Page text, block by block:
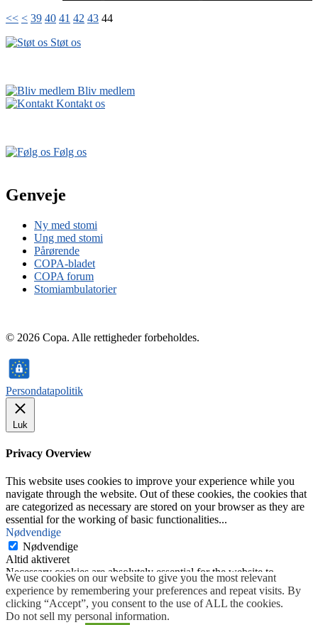
<< < 39 40 41 42 43 44
Støt os
Bliv medlem
Kontakt os
Følg os
Genveje
Ny med stomi
Ung med stomi
Pårørende
COPA-bladet
COPA forum
Stomiambulatorier
© 2026 Copa. Alle rettigheder forbeholdes.
Persondatapolitik
We use cookies on our website to give you the most relevant
experience by remembering your preferences and repeat visits. By
clicking “Accept”, you consent to the use of ALL the cookies.
Do not sell my personal information.
Luk
Privacy Overview
This website uses cookies to improve your experience while you
navigate through the website. Out of these cookies, the cookies that
are categorized as necessary are stored on your browser as they are
essential for the working of basic functionalities...
Nødvendige
Nødvendige
Altid aktiveret
Necessary cookies are absolutely essential for the website to
function properly. This category only includes cookies that ensures
basic functionalities and security features of the website. These
cookies do not store any personal information.